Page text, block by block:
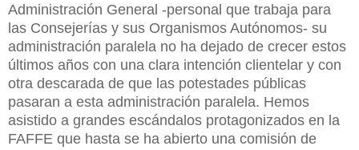
Administración General -personal que trabaja para
las Consejerías y sus Organismos Autónomos- su
administración paralela no ha dejado de crecer estos
últimos años con una clara intención clientelar y con
otra descarada de que las potestades públicas
pasaran a esta administración paralela. Hemos
asistido a grandes escándalos protagonizados en la
FAFFE que hasta se ha abierto una comisión de